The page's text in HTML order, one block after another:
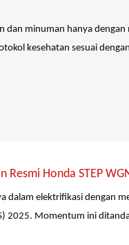
dan minuman hanya
kesehatan sesuai
Honda STEP
dalam elektrifikasi dengan
2025. Momentum ini